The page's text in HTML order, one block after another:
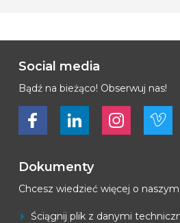
Social media
Bądź na bieżąco! Obserwuj nas!
Bekijk ons op FacebookBekijk ons op LinkedInBekijk ons op LinkedIn
Bekijk ons
Dokumenty
Chcesz wiedzieć więcej o
Ściągnij plik z danymi